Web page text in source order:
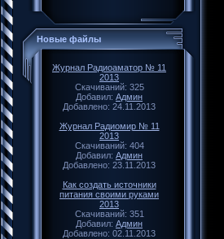
Новые файлы
Журнал Радиоаматор № 11
2013
Скачиваний: 325
Добавил: Админ
Добавлено: 24.11.2013
Журнал Радиомир № 11
2013
Скачиваний: 404
Добавил: Админ
Добавлено: 23.11.2013
Как создать источники
питания своими руками
2013
Скачиваний: 351
Добавил: Админ
Добавлено: 02.11.2013